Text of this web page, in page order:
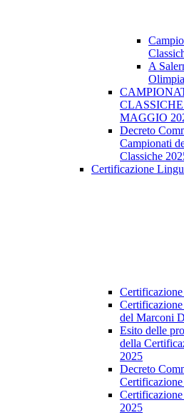
A
MAGGIO
Decreto
Campionati
Classiche
Certificazione
del Marconi
Esito delle
della
2025
Decreto
2025